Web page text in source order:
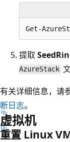
提取
AzureStack
有关详细信息，请
断日志。
虚拟机
重置 Linux